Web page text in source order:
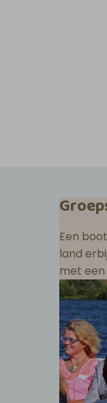
Een
land
met